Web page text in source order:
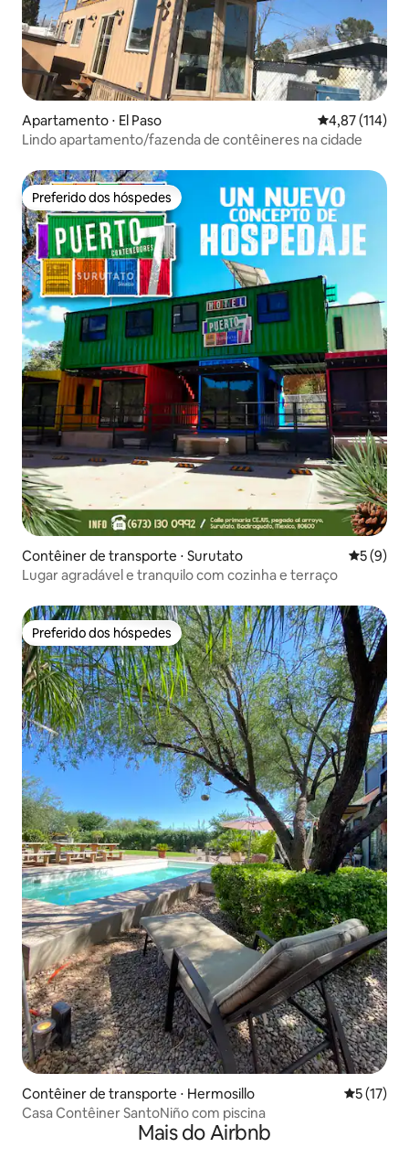
Apartamento ⋅ El Paso 4,87 de uma
4,87 (114)
Lindo apartamento/fazenda de contêineres na cidade
Preferido dos hóspedes
Preferido dos hóspedes
Contêiner de transporte ⋅ Surutato 5 de
5 (9)
Lugar agradável e tranquilo com cozinha e terraço
Preferido dos hóspedes
Preferido dos hóspedes
Contêiner de transporte ⋅ Hermosillo 5 de uma
5 (17)
Casa Contêiner SantoNiño com piscina
Mais do Airbnb